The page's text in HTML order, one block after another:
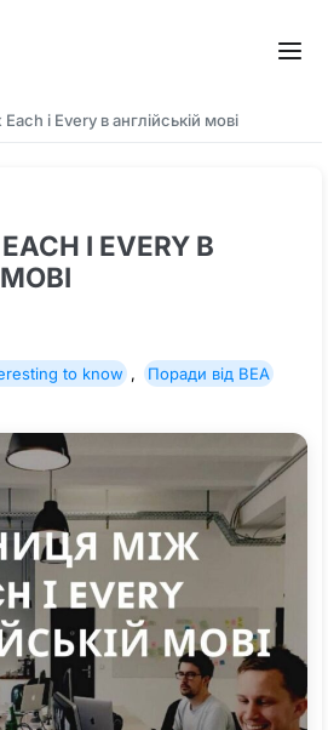
і Every в англійській мові
І EVERY В
to know , Поради від BEA